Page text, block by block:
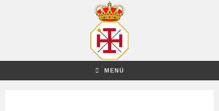
MENÚ
04:00